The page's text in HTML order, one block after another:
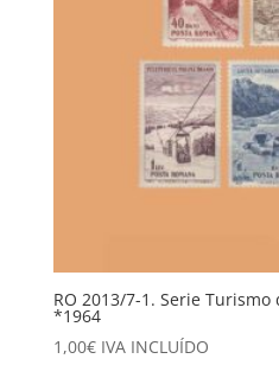
RO 2013/7-1. Serie
*1964
1,00€ IVA INCLUÍDO